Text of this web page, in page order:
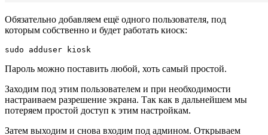
Обязательно добавляем ещё одного пользователя, под
которым собственно и будет работать киоск:
sudo adduser kiosk
Пароль можно поставить любой, хоть самый простой.
Заходим под этим пользователем и при необходимости
настраиваем разрешение экрана. Так как в дальнейшем мы
потеряем простой доступ к этим настройкам.
Затем выходим и снова входим под админом. Открываем